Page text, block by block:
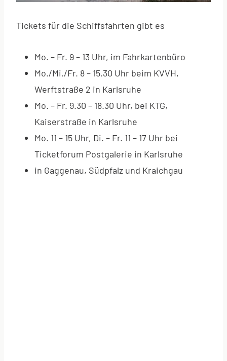
Tickets für die Schiffsfahrten gibt es
Mo. – Fr. 9 – 13 Uhr, im Fahrkartenbüro
Mo./Mi./Fr. 8 – 15.30 Uhr beim KVVH,
Werftstraße 2 in Karlsruhe
Mo. – Fr. 9.30 – 18.30 Uhr, bei KTG,
Kaiserstraße in Karlsruhe
Mo. 11 – 15 Uhr, Di. – Fr. 11 – 17 Uhr bei
Ticketforum Postgalerie in Karlsruhe
in Gaggenau, Südpfalz und Kraichgau